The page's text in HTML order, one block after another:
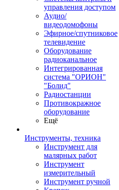
управления доступом
Аудио/
видеодомофоны
Эфирное/спутниковое
телевидение
Оборудование
радиоканальное
Интегрированная
система "ОРИОН"
"Болид"
Радиостанции
Противокражное
оборудование
Ещё
Инструменты, техника
Инструмент для
малярных работ
Инструмент
измерительный
Инструмент ручной